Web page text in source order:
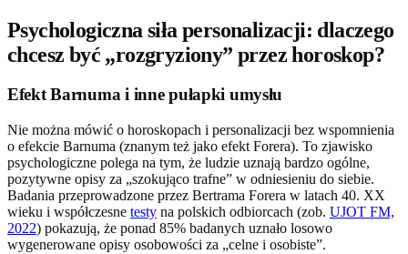
Psychologiczna siła personalizacji: dlaczego
chcesz być „rozgryziony” przez horoskop?
Efekt Barnuma i inne pułapki umysłu
Nie można mówić o horoskopach i personalizacji bez wspomnienia
o efekcie Barnuma (znanym też jako efekt Forera). To zjawisko
psychologiczne polega na tym, że ludzie uznają bardzo ogólne,
pozytywne opisy za „szokująco trafne” w odniesieniu do siebie.
Badania przeprowadzone przez Bertrama Forera w latach 40. XX
wieku i współczesne testy na polskich odbiorcach (zob. UJOT FM,
2022) pokazują, że ponad 85% badanych uznało losowo
wygenerowane opisy osobowości za „celne i osobiste”.